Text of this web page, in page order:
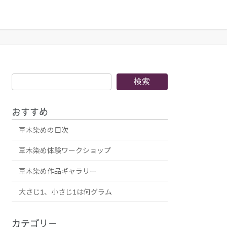
索
検索
おすすめ
草木染めの目次
草木染め体験ワークショップ
草木染め作品ギャラリー
大さじ1、小さじ1は何グラム
カテゴリー